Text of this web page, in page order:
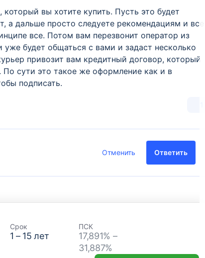
вы хотите купить. Пусть это будет
а дальше просто следуете рекомендациям и все
все. Потом вам перезвонит оператор из
будет общаться с вами и задаст несколько
привозит вам кредитный договор, который
По сути это такое же оформление как и в
подписать.
Отменить Ответить
Срок
1 – 15 лет
ПСК
17,891% –
31,887%